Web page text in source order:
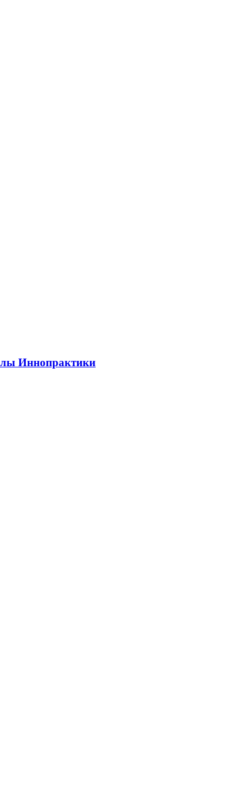
Иннопрактики